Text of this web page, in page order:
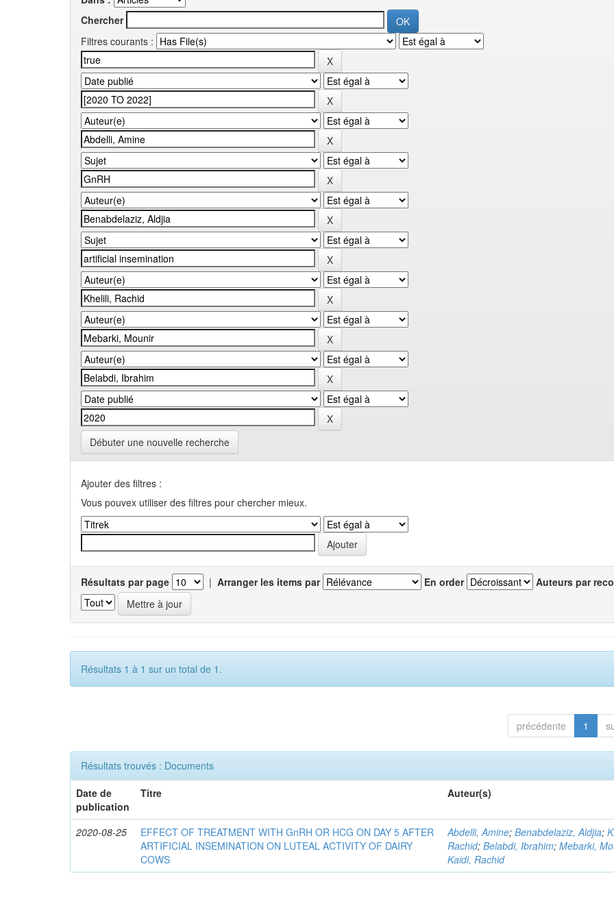
Chercher
Filtres courants :
Débuter une nouvelle recherche
Ajouter des filtres :
Vous pouvex utiliser des filtres pour chercher mieux.
Résultats par page | Arranger les items par En order Auteurs par
Résultats 1 à 1 sur un total de 1.
précédente 1
Résultats trouvés : Documents
Date de
publication
Titre Auteur(s)
2020-08-25
EFFECT OF TREATMENT WITH GnRH OR HCG ON DAY 5 AFTER
ARTIFICIAL INSEMINATION ON LUTEAL ACTIVITY OF DAIRY
COWS
Abdelli, Amine;Benabdelaziz, Aldjia;
Rachid;Belabdi, Ibrahim;Mebarki,
Kaidi, Rachid